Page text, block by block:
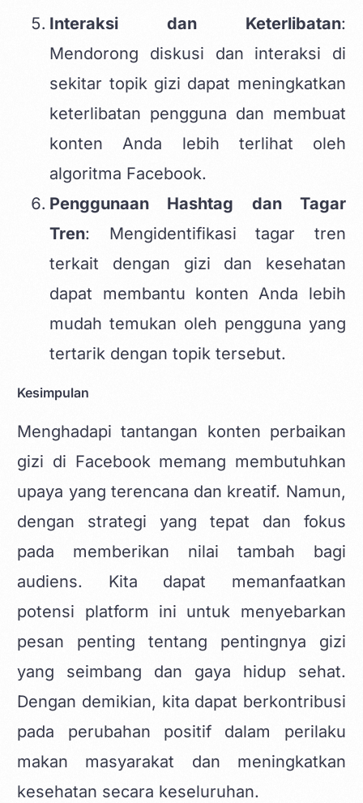
Interaksi dan Keterlibatan:
Mendorong diskusi dan interaksi di
sekitar topik gizi dapat meningkatkan
keterlibatan pengguna dan membuat
konten Anda lebih terlihat oleh
algoritma Facebook.
Penggunaan Hashtag dan Tagar
Tren: Mengidentifikasi tagar tren
terkait dengan gizi dan kesehatan
dapat membantu konten Anda lebih
mudah temukan oleh pengguna yang
tertarik dengan topik tersebut.
Kesimpulan
Menghadapi tantangan konten perbaikan
gizi di Facebook memang membutuhkan
upaya yang terencana dan kreatif. Namun,
dengan strategi yang tepat dan fokus
pada memberikan nilai tambah bagi
audiens. Kita dapat memanfaatkan
potensi platform ini untuk menyebarkan
pesan penting tentang pentingnya gizi
yang seimbang dan gaya hidup sehat.
Dengan demikian, kita dapat berkontribusi
pada perubahan positif dalam perilaku
makan masyarakat dan meningkatkan
kesehatan secara keseluruhan.